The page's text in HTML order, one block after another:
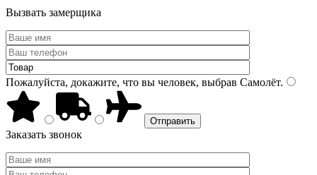
Вызвать замерщика
Пожалуйста, докажите, что вы человек, выбрав Самолёт.
Заказать звонок